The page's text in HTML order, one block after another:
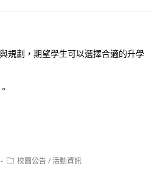
規劃，期望學生可以選擇合適的升學
Post校園公告/活動資訊